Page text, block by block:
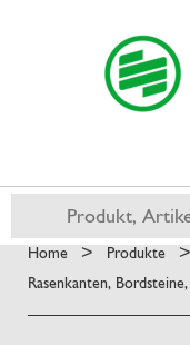
Home > Produkte >
Rasenkanten,